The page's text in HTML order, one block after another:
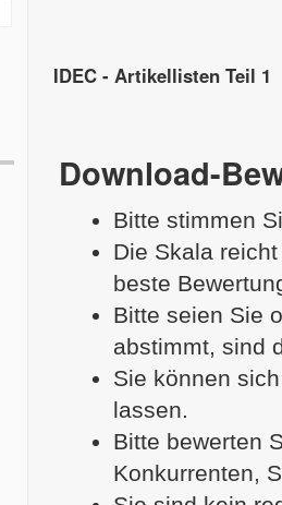
IDEC - Artikellisten Teil 1
Download-
Bitte stimmen
Die Skala
beste
Bitte seien Sie
abstimmt, sind
Sie können
lassen.
Bitte bewerten
Konkurrenten,